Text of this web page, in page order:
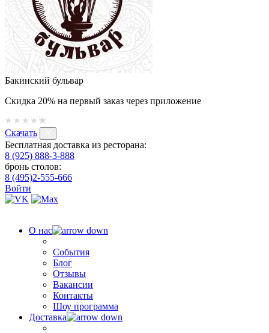
Бакинский бульвар
Скидка 20% на первый заказ через приложение
Скачать
Бесплатная доставка из ресторана:
8 (925) 888-3-888
бронь столов:
8 (495)2-555-666
Войти
О нас
События
Блог
Отзывы
Вакансии
Контакты
Шоу программа
Доставка